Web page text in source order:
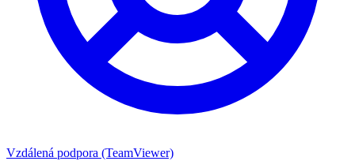
Vzdálená podpora (TeamViewer)